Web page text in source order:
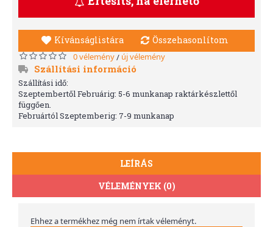
Kívánságlistára Összehasonlítom
0 vélemény/ új vélemény
Szállítási információ
Szállítási idő:
Szeptembertől Februárig: 5-6 munkanap raktárkészlettől
függően.
Februártól Szeptemberig: 7-9 munkanap
LEÍRÁS
VÉLEMÉNYEK (0)
Ehhez a termékhez még nem írtak véleményt.